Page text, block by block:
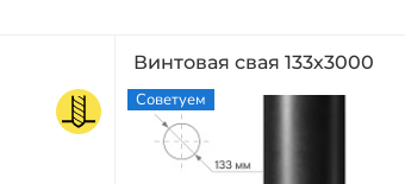
Винтовая свая 133х3000
Советуем